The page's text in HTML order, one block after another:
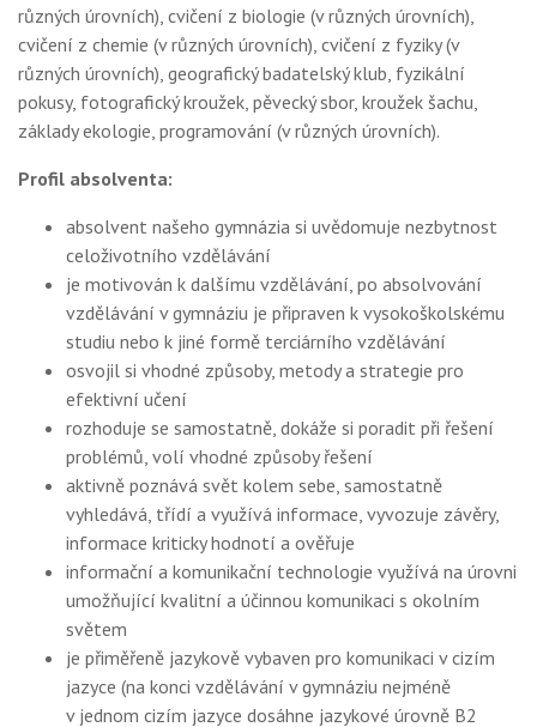
různých úrovních), cvičení z biologie (v různých úrovních),
cvičení z chemie (v různých úrovních), cvičení z fyziky (v
různých úrovních), geografický badatelský klub, fyzikální
pokusy, fotografický kroužek, pěvecký sbor, kroužek šachu,
základy ekologie, programování (v různých úrovních).
Profil absolventa:
absolvent našeho gymnázia si uvědomuje nezbytnost
celoživotního vzdělávání
je motivován k dalšímu vzdělávání, po absolvování
vzdělávání v gymnáziu je připraven k vysokoškolskému
studiu nebo k jiné formě terciárního vzdělávání
osvojil si vhodné způsoby, metody a strategie pro
efektivní učení
rozhoduje se samostatně, dokáže si poradit při řešení
problémů, volí vhodné způsoby řešení
aktivně poznává svět kolem sebe, samostatně
vyhledává, třídí a využívá informace, vyvozuje závěry,
informace kriticky hodnotí a ověřuje
informační a komunikační technologie využívá na úrovni
umožňující kvalitní a účinnou komunikaci s okolním
světem
je přiměřeně jazykově vybaven pro komunikaci v cizím
jazyce (na konci vzdělávání v gymnáziu nejméně
v jednom cizím jazyce dosáhne jazykové úrovně B2